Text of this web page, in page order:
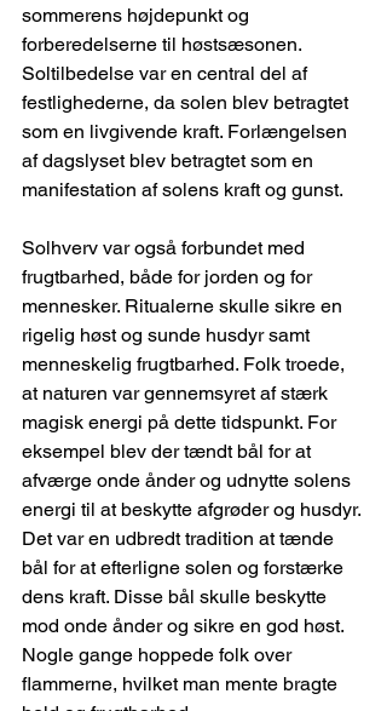
sommerens højdepunkt og
forberedelserne til høstsæsonen.
Soltilbedelse var en central del af
festlighederne, da solen blev betragtet
som en livgivende kraft. Forlængelsen
af dagslyset blev betragtet som en
manifestation af solens kraft og gunst.
Solhverv var også forbundet med
frugtbarhed, både for jorden og for
mennesker. Ritualerne skulle sikre en
rigelig høst og sunde husdyr samt
menneskelig frugtbarhed. Folk troede,
at naturen var gennemsyret af stærk
magisk energi på dette tidspunkt. For
eksempel blev der tændt bål for at
afværge onde ånder og udnytte solens
energi til at beskytte afgrøder og husdyr.
Det var en udbredt tradition at tænde
bål for at efterligne solen og forstærke
dens kraft. Disse bål skulle beskytte
mod onde ånder og sikre en god høst.
Nogle gange hoppede folk over
flammerne, hvilket man mente bragte